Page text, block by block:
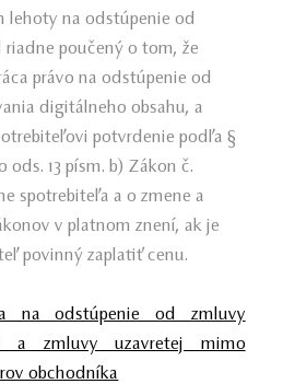
lehoty na odstúpenie od
riadne poučený o tom, že
právo na odstúpenie od
digitálneho obsahu, a
potvrdenie podľa §
ods. 13 písm. b) Zákon č.
spotrebiteľa a o zmene a
v platnom znení, ak je
povinný zaplatiť cenu.
na odstúpenie od zmluvy
a zmluvy uzavretej mimo
obchodníka